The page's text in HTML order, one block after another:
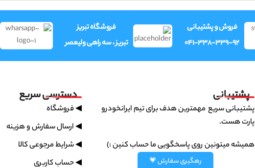
فروش و پشتیبانی
041-338-339-92
فروشگاه تبریز
تبریز ، سه راهی ولیعصر
پشتیبانی
پشتیبانی سریع مهمترین هدف برای تیم ایرانخودرو
پارت هست.
همیشه میتونین روی پاسخگویی ما حساب کنین :)
رهگیری سفارش 💗
دسترسی سریع
◀ فروشگاه
◀ ارسال سفارش و هزینه
◀ شرایط مرجوعی کالا
◀ حساب کاربری